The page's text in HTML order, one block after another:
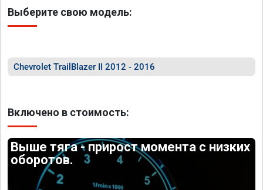
Выберите свою модель:
Chevrolet TrailBlazer II 2012 - 2016
Включено в стоимость:
Выше тяга - прирост момента с низких
оборотов.